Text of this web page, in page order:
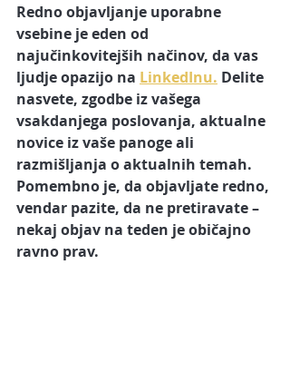
Redno objavljanje uporabne
vsebine je eden od
najučinkovitejših načinov, da vas
ljudje opazijo na LinkedInu. Delite
nasvete, zgodbe iz vašega
vsakdanjega poslovanja, aktualne
novice iz vaše panoge ali
razmišljanja o aktualnih temah.
Pomembno je, da objavljate redno,
vendar pazite, da ne pretiravate –
nekaj objav na teden je običajno
ravno prav.